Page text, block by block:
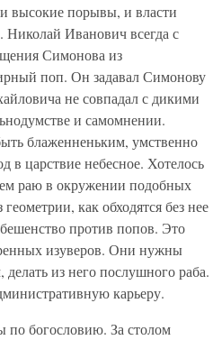
высокие порывы, и власти
Николай Иванович всегда с
Симонова из
поп. Он задавал Симонову
не совпадал с дикими
и самомнении.
блаженненьким, умственно
царствие небесное. Хотелось
раю в окружении подобных
как обходятся без нее
против попов. Это
изуверов. Они нужны
из него послушного раба.
карьеру.
по богословию. За столом